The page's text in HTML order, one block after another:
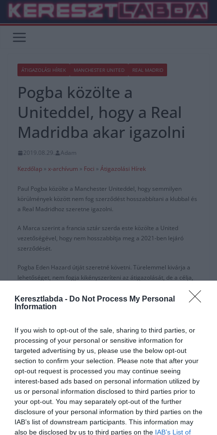
Keresztlabda - Do Not Process My Personal
Information
If you wish to opt-out of the sale, sharing to third parties, or
processing of your personal or sensitive information for
targeted advertising by us, please use the below opt-out
section to confirm your selection. Please note that after your
opt-out request is processed you may continue seeing
interest-based ads based on personal information utilized by
us or personal information disclosed to third parties prior to
your opt-out. You may separately opt-out of the further
disclosure of your personal information by third parties on the
IAB’s list of downstream participants. This information may
also be disclosed by us to third parties on the IAB’s List of
Skip
content
ÁTIGAZOLÁSI HÍREK MANCHESTER UNITED REAL MADRID
Pogba közölte a
Uniteddel, hogy a Real
Madridba akar igazolni
2019.08.29.
Adam
Kezdőlap » x-archívum » Foci » Átigazolási Hírek
Paul Pogba közölte a Manchester Uniteddel, hogy semmilyen
körülmények között nem fog szerződést hosszabbítani a klubbal és
a Real Madridhoz szeretne igazolni.
A Marca szerint a francia sztár szerda este közölte a United
vezetőségével, hogy nem hosszabbítja meg a 2021-ben lejáró
szerződését.
Pogba Eden Hazard útját szeretné követni. Türelemmel kivárja a
lehetőséget, nem fogja kikényszeríteni az átigazolását, de a célja,
A United minden ajánlatot elutasított a játékosért, akit 165 Millió
nyáron nem engedheti meg magának.
A United edzője, Ole Gunnar Solskjaer egész nyáron biztos volt
benne, hogy Pogba marad az Old Traffordon: “Nincs kétségem,
hogy Pogba maradni fog az idén a Manchester Unitednél.”
A francia válogatott szeretné minél gyorsabban lezárni az
átigazolását, ha engedélyt kap rá és nem szeretne újabb
szappanoperát, elkerülve a 2016-os eseményeket.
A hírek szerint a játékos elégedetlen, hogy nem Ő a klub legjobban